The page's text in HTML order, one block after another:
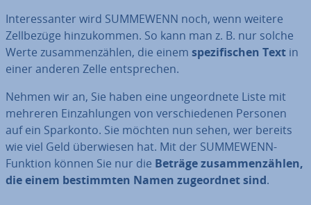
In­ter­es­san­ter wird SUMMEWENN noch, wenn weitere
Zell­be­zü­ge hin­zu­kom­men. So kann man z. B. nur solche
Werte zu­sam­men­zäh­len, die einem spe­zi­fi­schen Text in
einer anderen Zelle ent­spre­chen.
Nehmen wir an, Sie haben eine un­ge­ord­ne­te Liste mit
mehreren Ein­zah­lun­gen von ver­schie­de­nen Personen
auf ein Sparkonto. Sie möchten nun sehen, wer bereits
wie viel Geld über­wie­sen hat. Mit der SUMMEWENN-
Funktion können Sie nur die Beträge zu­sam­men­zäh­len,
die einem be­stimm­ten Namen zu­ge­ord­net sind.